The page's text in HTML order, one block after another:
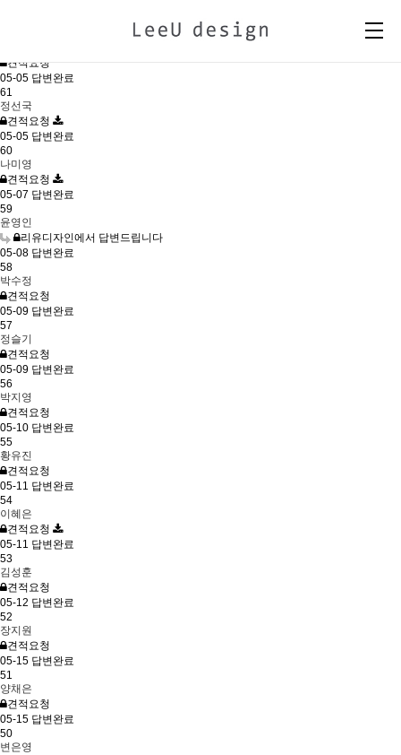
현재상태
견적요청
05-05 답변완료
61
정선국
견적요청
05-05 답변완료
60
나미영
견적요청
05-07 답변완료
59
윤영인
리유디자인에서 답변드립니다
05-08 답변완료
58
박수정
견적요청
05-09 답변완료
57
정슬기
견적요청
05-09 답변완료
56
박지영
견적요청
05-10 답변완료
55
황유진
견적요청
05-11 답변완료
54
이혜은
견적요청
05-11 답변완료
53
김성훈
견적요청
05-12 답변완료
52
장지원
견적요청
05-15 답변완료
51
양채은
견적요청
05-15 답변완료
50
변은영